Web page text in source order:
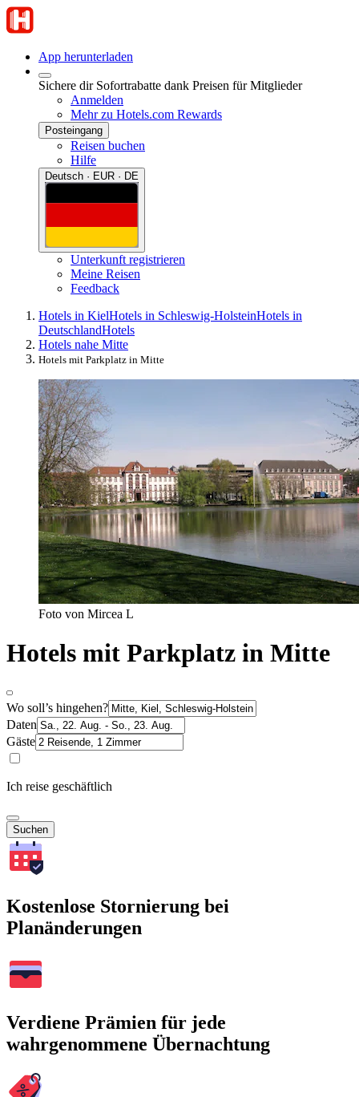
App herunterladen
Sichere dir Sofortrabatte dank Preisen für Mitglieder
Anmelden
Mehr zu Hotels.com Rewards
Posteingang
Reisen buchen
Hilfe
Deutsch · EUR · DE
Unterkunft registrieren
Meine Reisen
Feedback
Hotels in KielHotels in Schleswig-HolsteinHotels in
DeutschlandHotels
Hotels nahe Mitte
Hotels mit Parkplatz in Mitte
Foto von Mircea L
Hotels mit Parkplatz in Mitte
Wo soll’s hingehen?
Daten
Gäste
Ich reise geschäftlich
Suchen
Kostenlose Stornierung bei
Planänderungen
Verdiene Prämien für jede
wahrgenommene Übernachtung